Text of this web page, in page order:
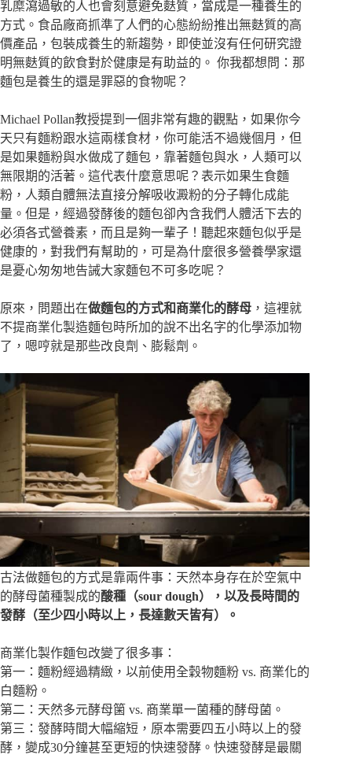
乳糜瀉過敏的人也會刻意避免麩質，當成是一種養生的
方式。食品廠商抓準了人們的心態紛紛推出無麩質的高
價產品，包裝成養生的新趨勢，即使並沒有任何研究證
明無麩質的飲食對於健康是有助益的。 你我都想問：那
麵包是養生的還是罪惡的食物呢？
Michael Pollan教授提到一個非常有趣的觀點，如果你今
天只有麵粉跟水這兩樣食材，你可能活不過幾個月，但
是如果麵粉與水做成了麵包，靠著麵包與水，人類可以
無限期的活著。這代表什麼意思呢？表示如果生食麵
粉，人類自體無法直接分解吸收澱粉的分子轉化成能
量。但是，經過發酵後的麵包卻內含我們人體活下去的
必須各式營養素，而且是夠一輩子！聽起來麵包似乎是
健康的，對我們有幫助的，可是為什麼很多營養學家還
是憂心匆匆地告誡大家麵包不可多吃呢？
原來，問題出在做麵包的方式和商業化的酵母 ，這裡就
不提商業化製造麵包時所加的說不出名字的化學添加物
了，嗯哼就是那些改良劑、膨鬆劑。
古法做麵包的方式是靠兩件事：天然本身存在於空氣中
的酵母菌種製成的酸種（sour dough），以及長時間的
發酵（至少四小時以上，長達數天皆有）。
商業化製作麵包改變了很多事：
第一：麵粉經過精緻，以前使用全穀物麵粉 vs. 商業化的
白麵粉。
第二：天然多元酵母箘 vs. 商業單一菌種的酵母菌。
第三：發酵時間大幅縮短，原本需要四五小時以上的發
酵，變成30分鐘甚至更短的快速發酵。快速發酵是最關